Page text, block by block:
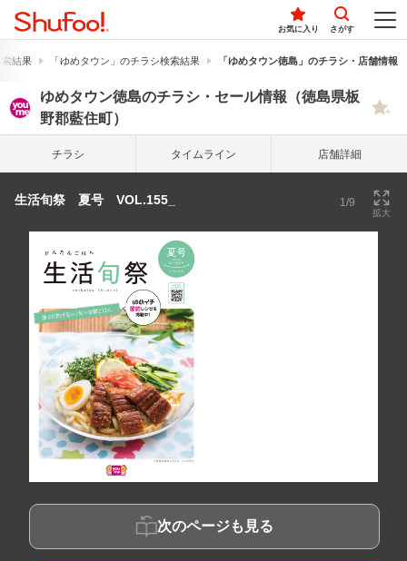
お気に入り さがす
結果 「ゆめタウン」のチラシ検索結果 「ゆめタウン徳島」のチラシ・店舗情報
ゆめタウン徳島のチラシ・セール情報（徳島県板
野郡藍住町）
チラシ タイム ライン 店舗詳細
生活旬祭 夏号 VOL.155_ 1/9
拡大
次のページも見る